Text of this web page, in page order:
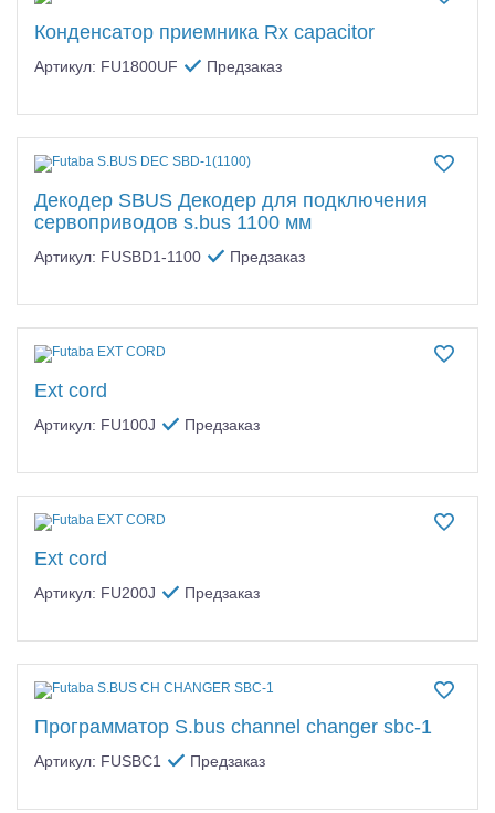
Конденсатор приемника Rx capacitor
Артикул: FU1800UF Предзаказ
Декодер SBUS Декодер для подключения
сервоприводов s.bus 1100 мм
Артикул: FUSBD1-1100 Предзаказ
Ext cord
Артикул: FU100J Предзаказ
Ext cord
Артикул: FU200J Предзаказ
Программатор S.bus channel changer sbc-1
Артикул: FUSBC1 Предзаказ